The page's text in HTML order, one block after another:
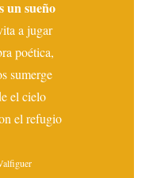
un sueño
a jugar
poética,
sumerge
el cielo
el refugio